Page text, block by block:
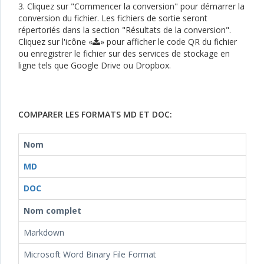
3. Cliquez sur "Commencer la conversion" pour démarrer la
conversion du fichier. Les fichiers de sortie seront
répertoriés dans la section "Résultats de la conversion".
Cliquez sur l'icône «
» pour afficher le code QR du fichier
ou enregistrer le fichier sur des services de stockage en
ligne tels que Google Drive ou Dropbox.
COMPARER LES FORMATS MD ET DOC:
Nom
MD
DOC
Nom complet
Markdown
Microsoft Word Binary File Format